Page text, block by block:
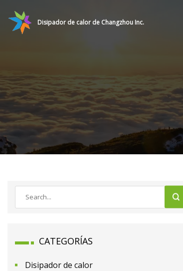
Disipador de calor de Changzhou Inc.
CATEGORÍAS
Disipador de calor